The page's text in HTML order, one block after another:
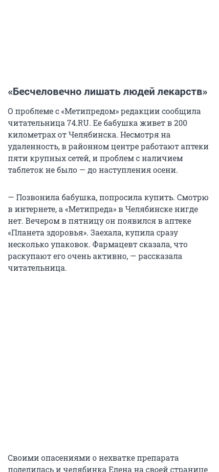
«Бесчеловечно лишать людей лекарств»
О проблеме с «Метипредом» редакции сообщила
читательница 74.RU. Ее бабушка живет в 200
километрах от Челябинска. Несмотря на
удаленность, в районном центре работают аптеки
пяти крупных сетей, и проблем с наличием
таблеток не было — до наступления осени.
— Позвонила бабушка, попросила купить. Смотрю
в интернете, а «Метипреда» в Челябинске нигде
нет. Вечером в пятницу он появился в аптеке
«Планета здоровья». Заехала, купила сразу
несколько упаковок. Фармацевт сказала, что
раскупают его очень активно, — рассказала
читательница.
Своими опасениями о нехватке препарата
поделилась и челябинка Елена на своей странице